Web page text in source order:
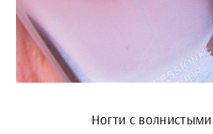
Ногти с